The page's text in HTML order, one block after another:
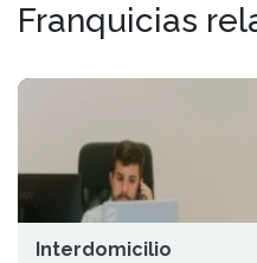
Franquicias
Interdomicilio